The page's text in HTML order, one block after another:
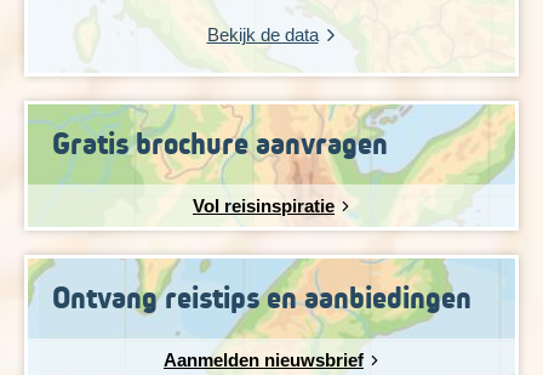
Bekijk de data
Gratis brochure aanvragen
Vol reisinspiratie
Ontvang reistips en aanbiedingen
Aanmelden nieuwsbrief